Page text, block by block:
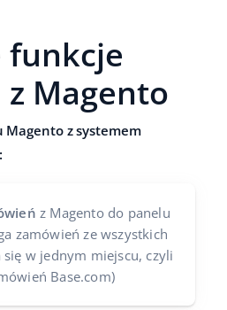
funkcje
Magento
Magento z systemem
z Magento do panelu
zamówień ze wszystkich
się w jednym miejscu, czyli
Base.com)